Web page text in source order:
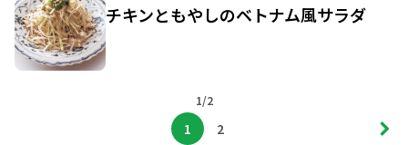
チキンともやしのベトナム風サラダ
1/2
1 2